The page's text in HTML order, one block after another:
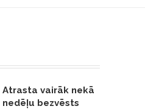
Atrasta vairāk nekā
nedēļu bezvēsts